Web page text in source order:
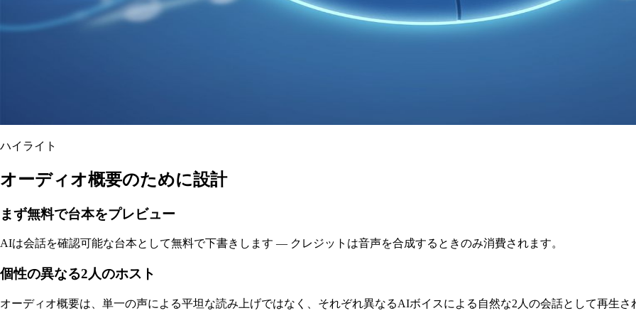
ハイライト
オーディオ概要のために設計
まず無料で台本をプレビュー
AIは会話を確認可能な台本として無料で下書きします — クレジットは音声を合成するときのみ消費されます。
個性の異なる2人のホスト
オーディオ概要は、単一の声による平坦な読み上げではなく、それぞれ異なるAIボイスによる自然な2人の会話として再生さ